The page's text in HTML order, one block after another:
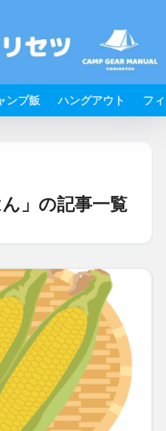
ンプ飯 ハングアウト フ
」の記事一覧